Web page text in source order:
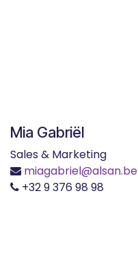
Mia Gabriël
Sales & Marketing
miagabriel@alsan.be
+32 9 376 98 98